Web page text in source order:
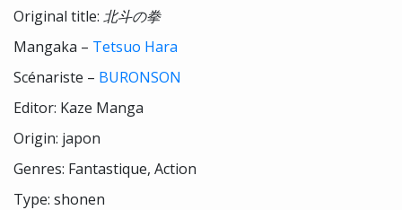
Original title: 北斗の拳
Mangaka – Tetsuo Hara
Scénariste – BURONSON
Editor: Kaze Manga
Origin: japon
Genres: Fantastique, Action
Type: shonen